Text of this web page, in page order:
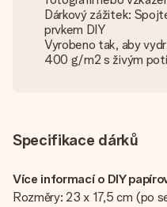
Dárkový zážitek:
prvkem DIY
Vyrobeno tak, aby
400 g/m2 s živým
Specifikace dárků
Více informací o DIY
Rozměry: 23 x 17,5 cm (po